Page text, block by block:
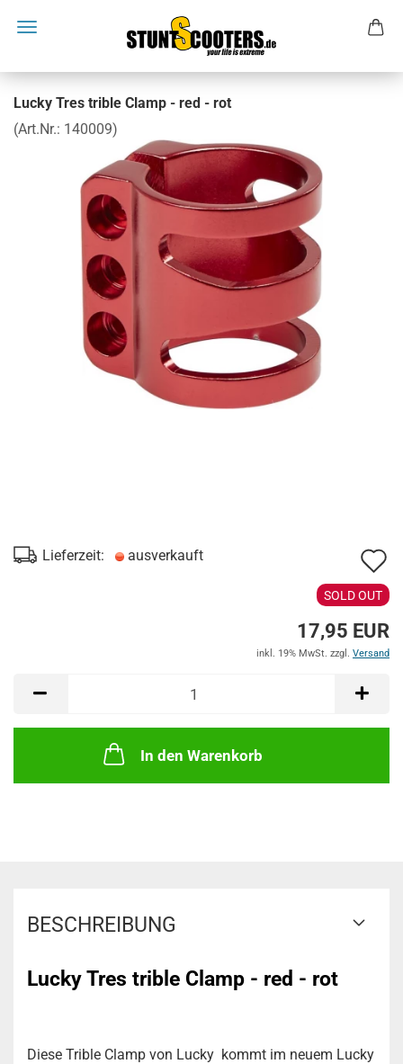
Lucky Tres trible Clamp - red - rot
(Art.Nr.: 140009)
Lieferzeit: ausverkauft
SOLD OUT
17,95 EUR
inkl. 19% MwSt. zzgl. Versand
In den Warenkorb
BESCHREIBUNG
Lucky Tres trible Clamp - red - rot
Diese Trible Clamp von Lucky kommt im neuem Lucky